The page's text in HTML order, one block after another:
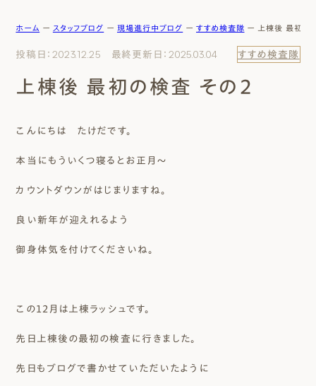
エムズのこと
0120-40-6613
まずは相談する[無料]
ファーストプランを試す
ホーム ー スタッフブログ ー 現場進行中ブログ ー すすめ検査隊 ー 上棟後 最初の
投稿日：2023.12.25 最終更新日：2025.03.04 すすめ検査隊
上棟後 最初の検査 その２
こんにちは たけだです。
本当にもういくつ寝るとお正月～
カウントダウンがはじまりますね。
良い新年が迎えれるよう
御身体気を付けてくださいね。
この１２月は上棟ラッシュです。
先日上棟後の最初の検査に行きました。
先日もブログで書かせていただいたように